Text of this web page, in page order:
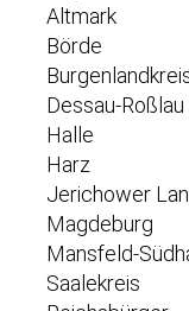
Altmark
Börde
Dessau-Roßlau
Halle
Harz
Jerichower
Magdeburg
Mansfeld-
Saalekreis